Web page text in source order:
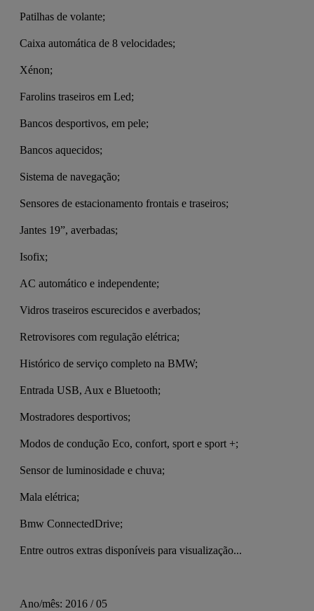
Patilhas de volante;
Caixa automática de 8 velocidades;
Xénon;
Farolins traseiros em Led;
Bancos desportivos, em pele;
Bancos aquecidos;
Sistema de navegação;
Sensores de estacionamento frontais e traseiros;
Jantes 19”, averbadas;
Isofix;
AC automático e independente;
Vidros traseiros escurecidos e averbados;
Retrovisores com regulação elétrica;
Histórico de serviço completo na BMW;
Entrada USB, Aux e Bluetooth;
Mostradores desportivos;
Modos de condução Eco, confort, sport e sport +;
Sensor de luminosidade e chuva;
Mala elétrica;
Bmw ConnectedDrive;
Entre outros extras disponíveis para visualização...
Ano/mês: 2016 / 05